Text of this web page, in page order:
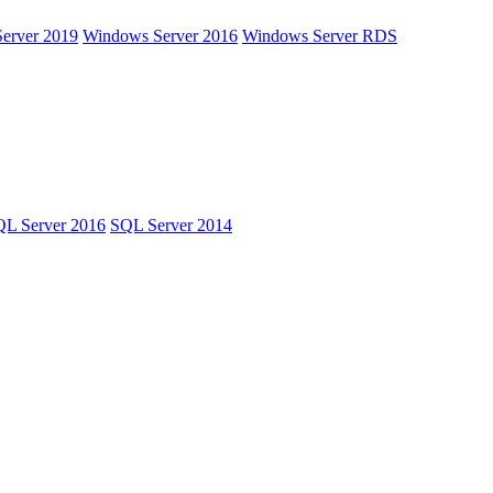
2019 Windows Server 2016 Windows Server RDS
Server 2016 SQL Server 2014